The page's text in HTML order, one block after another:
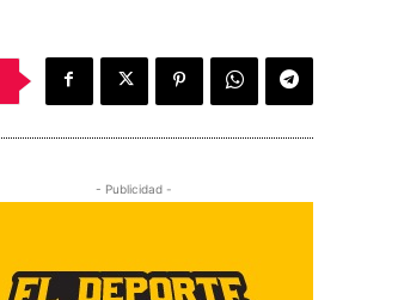
- Publicidad -